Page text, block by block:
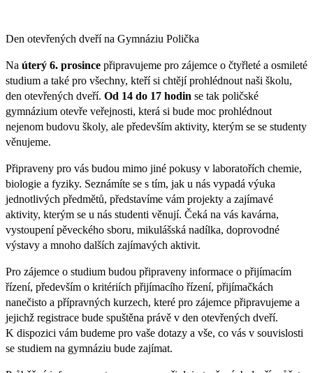
Den otevřených dveří na Gymnáziu Polička
Na úterý 6. prosince připravujeme pro zájemce o čtyřleté a osmileté
studium a také pro všechny, kteří si chtějí prohlédnout naši školu,
den otevřených dveří. Od 14 do 17 hodin se tak poličské
gymnázium otevře veřejnosti, která si bude moc prohlédnout
nejenom budovu školy, ale především aktivity, kterým se se studenty
věnujeme.
Připraveny pro vás budou mimo jiné pokusy v laboratořích chemie,
biologie a fyziky. Seznámíte se s tím, jak u nás vypadá výuka
jednotlivých předmětů, představíme vám projekty a zajímavé
aktivity, kterým se u nás studenti věnují. Čeká na vás kavárna,
vystoupení pěveckého sboru, mikulášská nadílka, doprovodné
výstavy a mnoho dalších zajímavých aktivit.
Pro zájemce o studium budou připraveny informace o přijímacím
řízení, především o kritériích přijímacího řízení, přijímačkách
nanečisto a přípravných kurzech, které pro zájemce připravujeme a
jejichž registrace bude spuštěna právě v den otevřených dveří.
K dispozici vám budeme pro vaše dotazy a vše, co vás v souvislosti
se studiem na gymnáziu bude zajímat.